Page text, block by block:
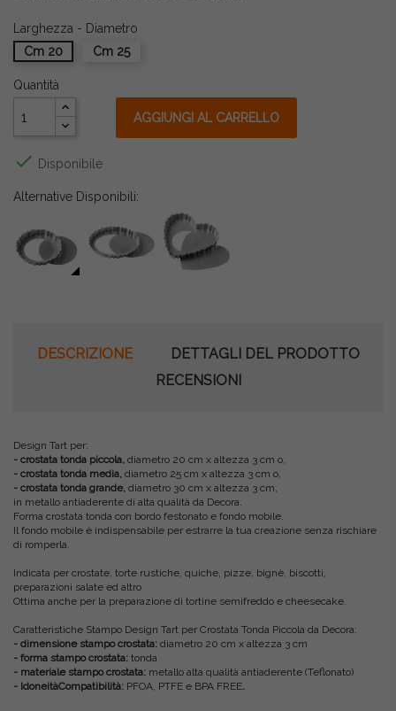
Larghezza - Diametro
Cm 20
Cm 25
Quantità
AGGIUNGI AL CARRELLO
 Disponibile
Alternative Disponibili:
DESCRIZIONE
DETTAGLI DEL PRODOTTO
RECENSIONI
Design Tart per:
- crostata tonda piccola, diametro 20 cm x altezza 3 cm o,
- crostata tonda media, diametro 25 cm x altezza 3 cm o,
- crostata tonda grande, diametro 30 cm x altezza 3 cm,
in metallo antiaderente di alta qualità da Decora.
Forma crostata tonda con bordo festonato e fondo mobile.
Il fondo mobile è indispensabile per estrarre la tua creazione senza rischiare
di romperla.
Indicata per crostate, torte rustiche, quiche, pizze, bignè, biscotti,
preparazioni salate ed altro
Ottima anche per la preparazione di tortine semifreddo e cheesecake.
Caratteristiche Stampo Design Tart per Crostata Tonda Piccola da Decora:
- dimensione stampo crostata: diametro 20 cm x altezza 3 cm
- forma stampo crostata: tonda
- materiale stampo crostata: metallo alta qualità antiaderente (Teflonato)
- IdoneitàCompatibilità: PFOA, PTFE e BPA FREE.